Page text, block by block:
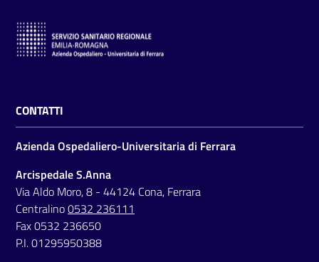
CONTATTI
Azienda Ospedaliero-Universitaria di Ferrara
Arcispedale S.Anna
Via Aldo Moro, 8 - 44124 Cona, Ferrara
Centralino0532 236111
Fax 0532 236650
P.I. 01295950388